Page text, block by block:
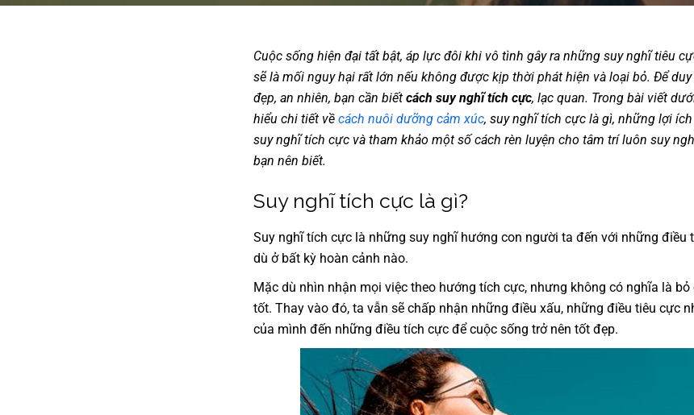
Cuộc sống hiện đại tất bật, áp lực đôi khi vô tình gây ra những suy nghĩ tiêu
sẽ là mối nguy hại rất lớn nếu không được kịp thời phát hiện và loại bỏ. Để
đẹp, an nhiên, bạn cần biết cách suy nghĩ tích cực, lạc quan. Trong bài viết
hiểu chi tiết về cách nuôi dưỡng cảm xúc, suy nghĩ tích cực là gì, những lợi
suy nghĩ tích cực và tham khảo một số cách rèn luyện cho tâm trí luôn suy
bạn nên biết.
Suy nghĩ tích cực là gì?
Suy nghĩ tích cực là những suy nghĩ hướng con người ta đến với những điều
dù ở bất kỳ hoàn cảnh nào.
Mặc dù nhìn nhận mọi việc theo hướng tích cực, nhưng không có nghĩa là
tốt. Thay vào đó, ta vẫn sẽ chấp nhận những điều xấu, những điều tiêu cực
của mình đến những điều tích cực để cuộc sống trở nên tốt đẹp.